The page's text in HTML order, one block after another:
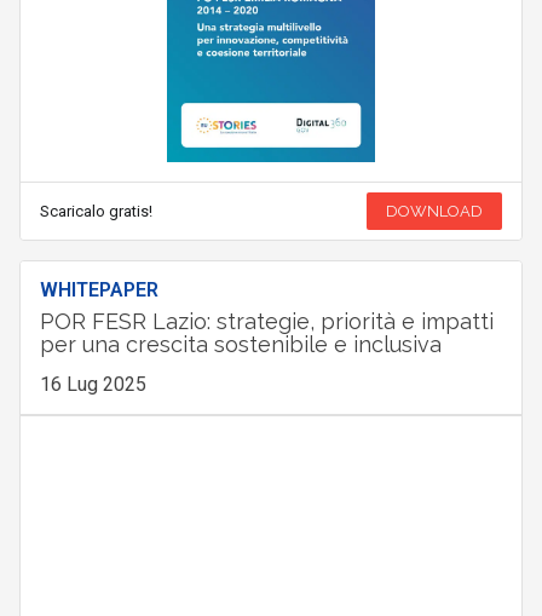
Scaricalo gratis! DOWNLOAD
WHITEPAPER
POR FESR Lazio: strategie, priorità e impatti
per una crescita sostenibile e inclusiva
16 Lug 2025